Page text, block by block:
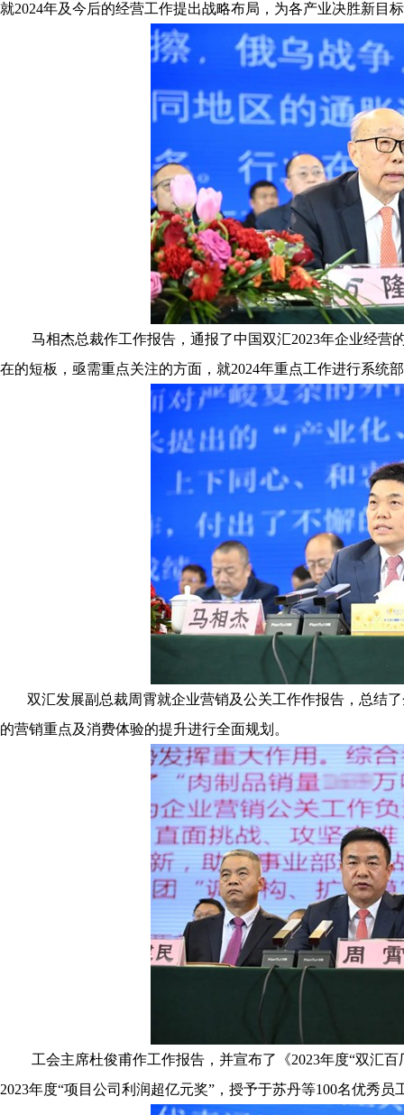
就2024年及今后的经营工作提出战略布局，为各产业决胜新目
马相杰总裁作工作报告，通报了中国双汇2023年企业经营
在的短板，亟需重点关注的方面，就2024年重点工作进行系统
双汇发展副总裁周霄就企业营销及公关工作作报告，总结了
的营销重点及消费体验的提升进行全面规划。
工会主席杜俊甫作工作报告，并宣布了《2023年度“双汇百
2023年度“项目公司利润超亿元奖”，授予于苏丹等100名优秀员